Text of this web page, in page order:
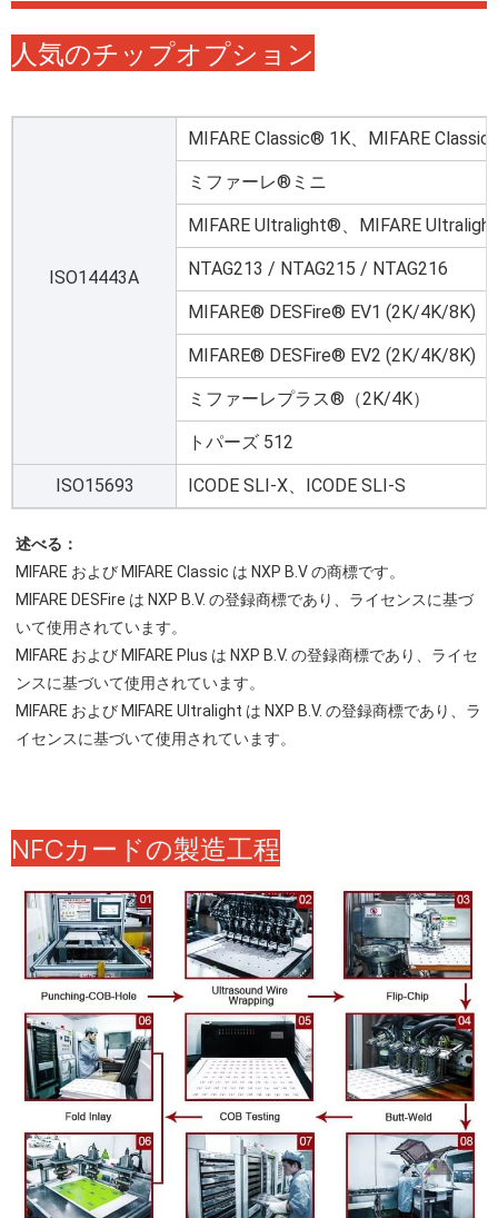
人気のチップオプション
ISO14443A
MIFARE Classic® 1K、MIFARE
ミファーレ®ミニ
MIFARE Ultralight®、MIFARE
NTAG213 / NTAG215 / NTAG216
MIFARE® DESFire® EV1 (2K/4K/8K)
MIFARE® DESFire® EV2 (2K/4K/8K)
ミファーレプラス®（2K/4K）
トパーズ 512
ISO15693 ICODE SLI-X、ICODE SLI-S
述べる：
MIFARE および MIFARE Classic は NXP B.V の商標です。
MIFARE DESFire は NXP B.V. の登録商標であり、ライセンスに基づ
いて使用されています。
MIFARE および MIFARE Plus は NXP B.V. の登録商標であり、ライセ
ンスに基づいて使用されています。
MIFARE および MIFARE Ultralight は NXP B.V. の登録商標であり、ラ
イセンスに基づいて使用されています。
NFCカードの製造工程